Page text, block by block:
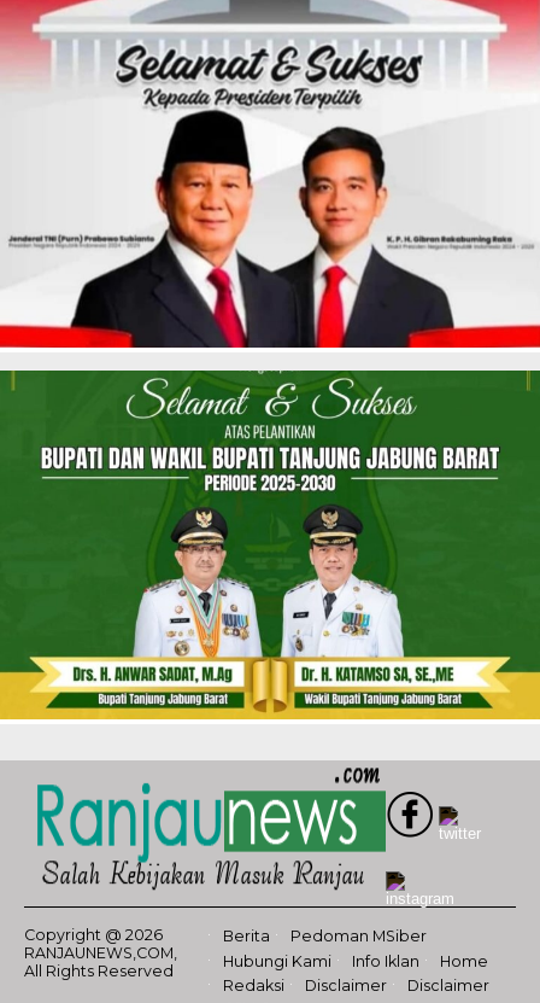
Copyright @ 2026
RANJAUNEWS,COM,
All Rights Reserved
Berita
Pedoman MSiber
Hubungi Kami
Info Iklan
Home
Redaksi
Disclaimer
Disclaimer